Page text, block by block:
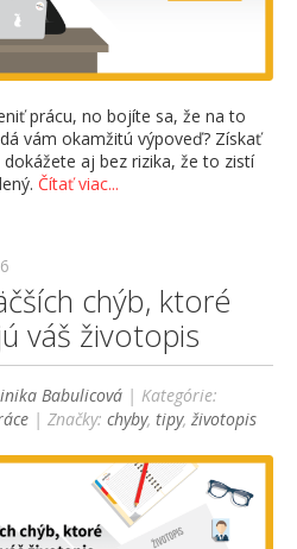
prácu, no bojíte sa, že na to
vám okamžitú výpoveď? Získať
aj bez rizika, že to zistí
Čítať viac...
chýb, ktoré
váš životopis
Babulicová | Kategórie:
| Značky:chyby,tipy,životopis